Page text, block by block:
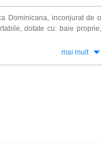
Dominicana, inconjurat de o
dotate cu: baie proprie,
mai mult